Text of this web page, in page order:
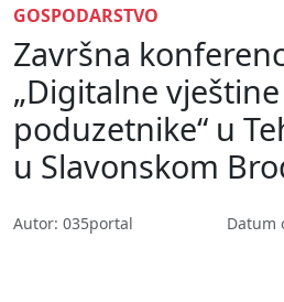
GOSPODARSTVO
Završna
„Digitalne
poduzetnike“ u
u Slavonskom
Autor: 035portal Datum